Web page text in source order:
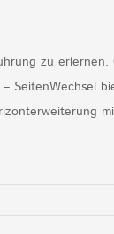
zu erlernen.
SeitenWechsel